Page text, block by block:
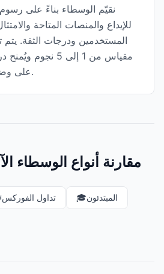
نقيّم الوسطاء بناءً على رسوم
للإيداع والمنصات المتاحة
المستخدمين ودرجات الثقة.
على وضعه التنظيمي وسجله.
مقارنة أنواع الوسطاء
تداول الفوركس 🎓المبتدئون